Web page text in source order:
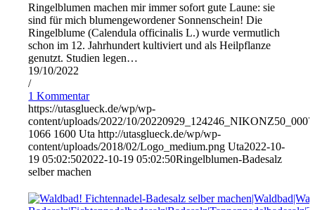
Ringelblumen machen mir immer sofort gute Laune: sie
sind für mich blumengewordener Sonnenschein! Die
Ringelblume (Calendula officinalis L.) wurde vermutlich
schon im 12. Jahrhundert kultiviert und als Heilpflanze
genutzt. Studien legen…
19/10/2022
/
1 Kommentar
https://utasglueck.de/wp/wp-
content/uploads/2022/10/
1066 1600 Uta http://utasglueck.de/wp/wp-
content/uploads/2018/02/Logo_medium.png Uta2022-10-
19 05:02:502022-10-19 05:02:50Ringelblumen-Badesalz
selber machen